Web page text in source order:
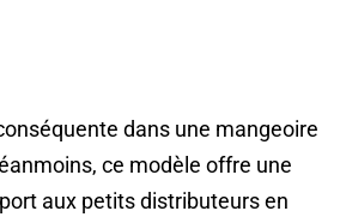
dans une mangeoire
ce modèle offre une
aux petits distributeurs en